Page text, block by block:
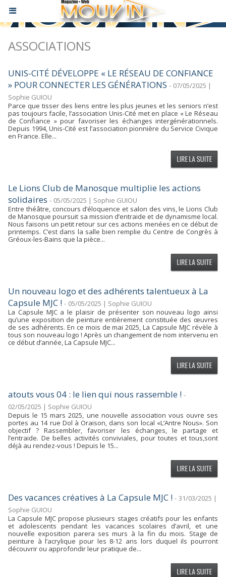
ASSOCIATIONS
UNIS-CITÉ DÉVELOPPE « LE RÉSEAU DE CONFIANCE
» POUR CONNECTER LES GÉNÉRATIONS - 07/05/2025 |
Sophie GUIOU
Parce que tisser des liens entre les plus jeunes et les seniors n’est
pas toujours facile, l’association Unis-Cité met en place « Le Réseau
de Confiance » pour favoriser les échanges intergénérationnels.
Depuis 1994, Unis-Cité est l’association pionnière du Service Civique
en France. Elle...
Le Lions Club de Manosque multiplie les actions
solidaires - 05/05/2025 | Sophie GUIOU
Entre théâtre, concours d’éloquence et salon des vins, le Lions Club
de Manosque poursuit sa mission d’entraide et de dynamisme local.
Nous faisons un petit retour sur ces actions menées en ce début de
printemps. C’est dans la salle bien remplie du Centre de Congrès à
Gréoux-les-Bains que la pièce...
Un nouveau logo et des adhérents talentueux à La
Capsule MJC ! - 05/05/2025 | Sophie GUIOU
La Capsule MJC a le plaisir de présenter son nouveau logo ainsi
qu’une exposition de peinture entièrement constituée des œuvres
de ses adhérents. En ce mois de mai 2025, La Capsule MJC révèle à
tous son nouveau logo ! Après un changement de nom intervenu en
ce début d’année, La Capsule MJC...
atouts vous 04 : le lien qui nous rassemble ! -
02/05/2025 | Sophie GUIOU
Depuis le 15 mars 2025, une nouvelle association vous ouvre ses
portes au 14 rue Dol à Oraison, dans son local «L’Antre Nous». Son
objectif ? Rassembler, favoriser les échanges, le partage et
l’entraide. De belles activités conviviales, pour toutes et tous,sont
déjà au rendez-vous ! Depuis le 15...
Des vacances créatives à La Capsule MJC ! - 31/03/2025 |
Sophie GUIOU
La Capsule MJC propose plusieurs stages créatifs pour les enfants
et adolescents pendant les vacances scolaires d’avril, et une
nouvelle exposition parera ses murs à la fin du mois. Stage de
peinture à l’acrylique pour les 8-12 ans lors duquel ils pourront
découvrir ou approfondir leur pratique de...